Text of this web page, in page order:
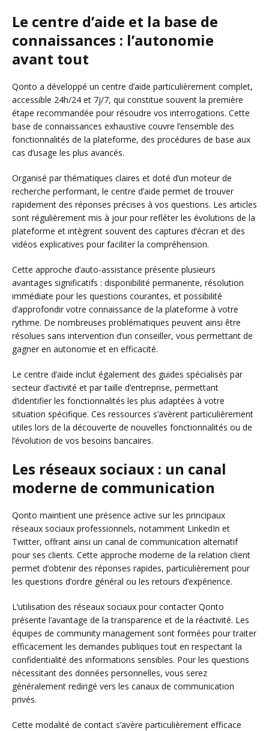
Le centre d’aide et la base de
connaissances : l’autonomie
avant tout
Qonto a développé un centre d’aide particulièrement complet,
accessible 24h/24 et 7j/7, qui constitue souvent la première
étape recommandée pour résoudre vos interrogations. Cette
base de connaissances exhaustive couvre l’ensemble des
fonctionnalités de la plateforme, des procédures de base aux
cas d’usage les plus avancés.
Organisé par thématiques claires et doté d’un moteur de
recherche performant, le centre d’aide permet de trouver
rapidement des réponses précises à vos questions. Les articles
sont régulièrement mis à jour pour refléter les évolutions de la
plateforme et intègrent souvent des captures d’écran et des
vidéos explicatives pour faciliter la compréhension.
Cette approche d’auto-assistance présente plusieurs
avantages significatifs : disponibilité permanente, résolution
immédiate pour les questions courantes, et possibilité
d’approfondir votre connaissance de la plateforme à votre
rythme. De nombreuses problématiques peuvent ainsi être
résolues sans intervention d’un conseiller, vous permettant de
gagner en autonomie et en efficacité.
Le centre d’aide inclut également des guides spécialisés par
secteur d’activité et par taille d’entreprise, permettant
d’identifier les fonctionnalités les plus adaptées à votre
situation spécifique. Ces ressources s’avèrent particulièrement
utiles lors de la découverte de nouvelles fonctionnalités ou de
l’évolution de vos besoins bancaires.
Les réseaux sociaux : un canal
moderne de communication
Qonto maintient une présence active sur les principaux
réseaux sociaux professionnels, notamment LinkedIn et
Twitter, offrant ainsi un canal de communication alternatif
pour ses clients. Cette approche moderne de la relation client
permet d’obtenir des réponses rapides, particulièrement pour
les questions d’ordre général ou les retours d’expérience.
L’utilisation des réseaux sociaux pour contacter Qonto
présente l’avantage de la transparence et de la réactivité. Les
équipes de community management sont formées pour traiter
efficacement les demandes publiques tout en respectant la
confidentialité des informations sensibles. Pour les questions
nécessitant des données personnelles, vous serez
généralement redirigé vers les canaux de communication
privés.
Cette modalité de contact s’avère particulièrement efficace